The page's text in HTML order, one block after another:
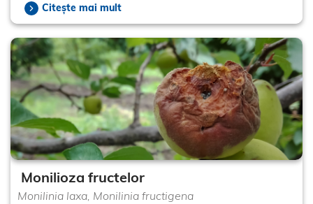
Citește mai mult
Monilioza fructelor
Monilinia laxa, Monilinia fructigena